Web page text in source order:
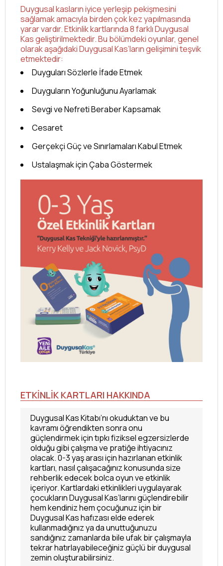
Duygusal kasların iyice yerleşip pekişmesini
sağlamak amacıyla birden çok kez yapılmasında
yarar vardır. Etkinlik kartlarında 8 farklı Duygusal
Kas geliştirilmektedir. Bu bölümdeki oyunlar, genel
olarak aşağıdaki Duygusal Kas’ların gelişimini teşvik
etmektedir:
Duyguları Sözlerle İfade Etmek
Duyguların Yoğunluğunu Ayarlamak
Sevgi ve Nefreti Beraber Kapsamak
Cesaret
Gerçekçi Güç ve Sınırlamaları Kabul Etmek
Ustalaşmak için Çaba Göstermek
ETKİNLİK KARTLARI HAKKINDA
Duygusal Kas Kitabı’nı okuduktan ve bu
kavramı öğrendikten sonra onu
güçlendirmek için tıpkı fiziksel egzersizlerde
olduğu gibi çalışma ve pratiğe ihtiyacınız
olacak. 0-3 yaş arası için hazırlanan etkinlik
kartları, nasıl çalışacağınız konusunda size
rehberlik edecek bolca oyun ve etkinlik
içeriyor. Kartlardaki etkinlikleri uygulayarak
çocukların Duygusal Kas’larını güçlendirebilir
hem kendiniz hem çocuğunuz için bir
Duygusal Kas hafızası elde ederek
kullanmadığınız ya da unuttuğunuzu
sandığınız zamanlarda bile ufak bir çalışmayla
tekrar hatırlayabileceğiniz güçlü bir duygusal
zemin oluşturabilirsiniz.